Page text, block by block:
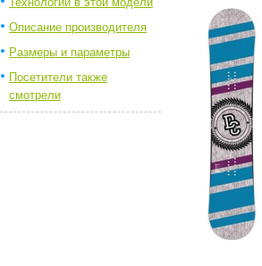
Описание производителя
Размеры и параметры
Посетители также
смотрели